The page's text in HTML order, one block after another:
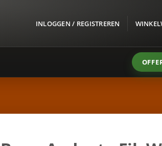
INLOGGEN / REGISTREREN